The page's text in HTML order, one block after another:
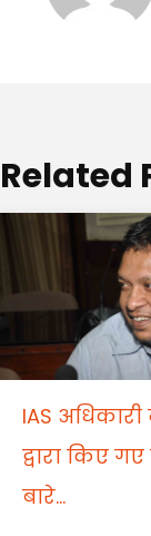
Related
IAS
द्वारा किए
बारे...